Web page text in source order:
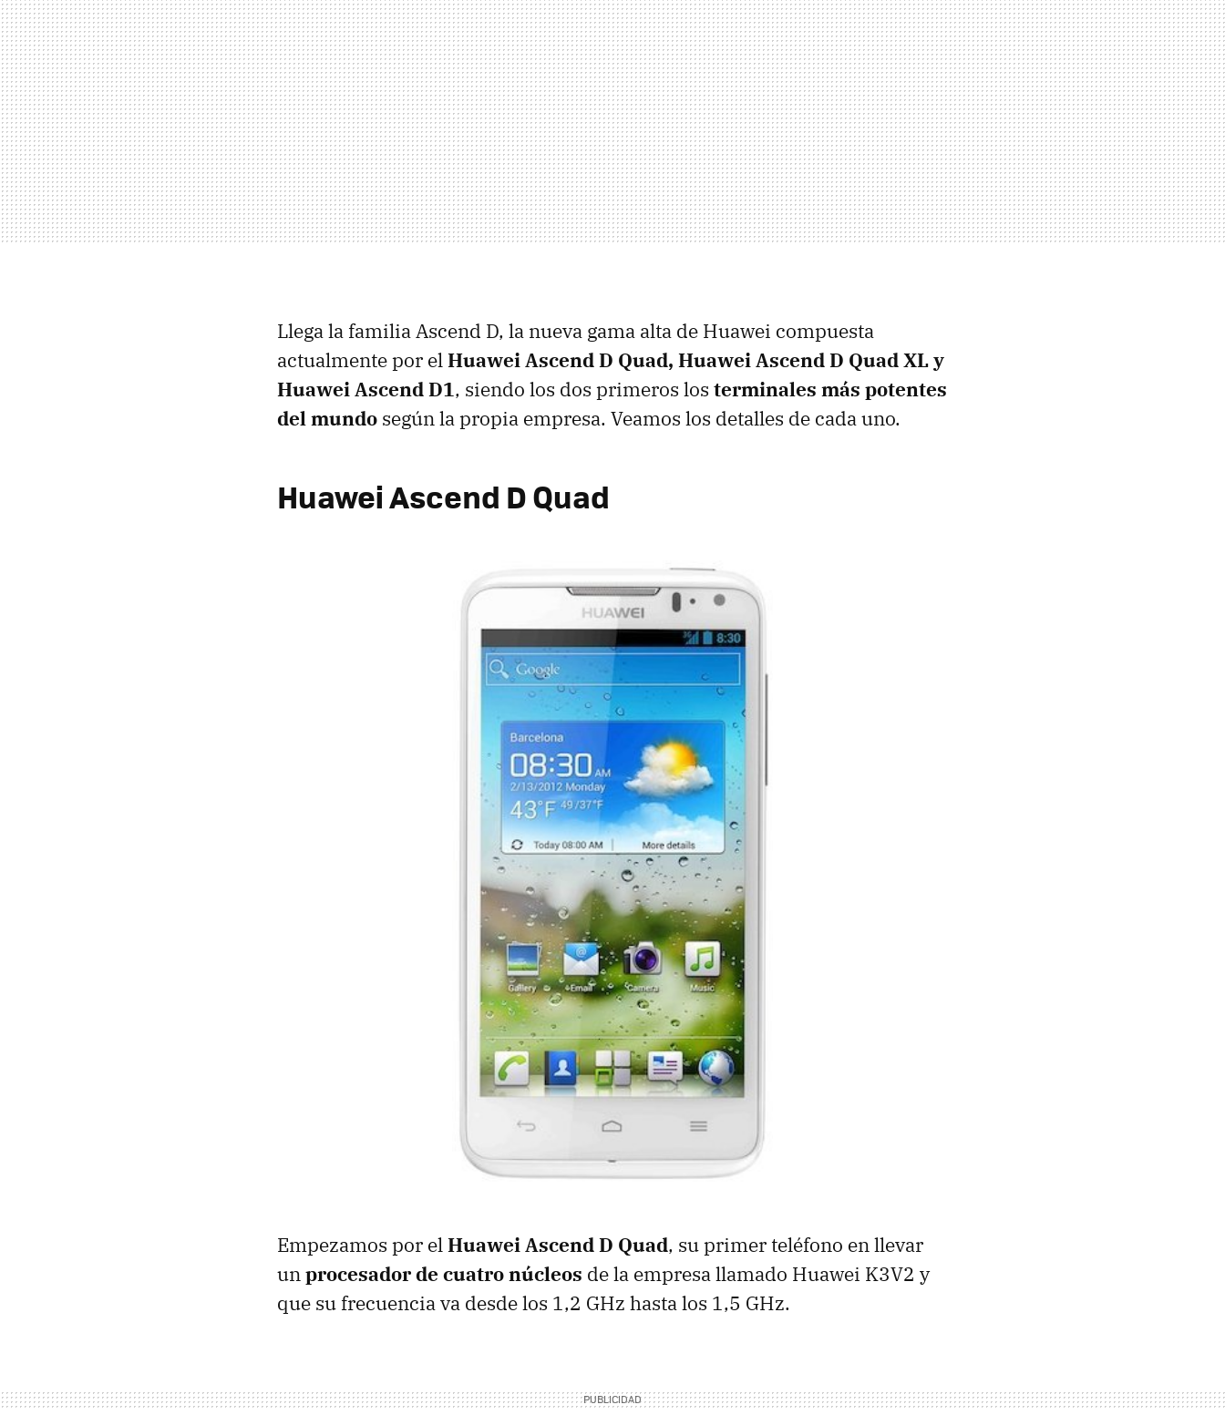
Llega la familia Ascend D, la nueva gama alta de Huawei compuesta
actualmente por elHuawei Ascend D Quad, Huawei Ascend D Quad XL y
Huawei Ascend D1, siendo los dos primeros los terminales más potentes
del mundo según la propia empresa. Veamos los detalles de cada uno.
Huawei Ascend D Quad
Empezamos por elHuawei Ascend D Quad, su primer teléfono en llevar
unprocesador de cuatro núcleos de la empresa llamado Huawei K3V2 y
que su frecuencia va desde los 1,2 GHz hasta los 1,5 GHz.